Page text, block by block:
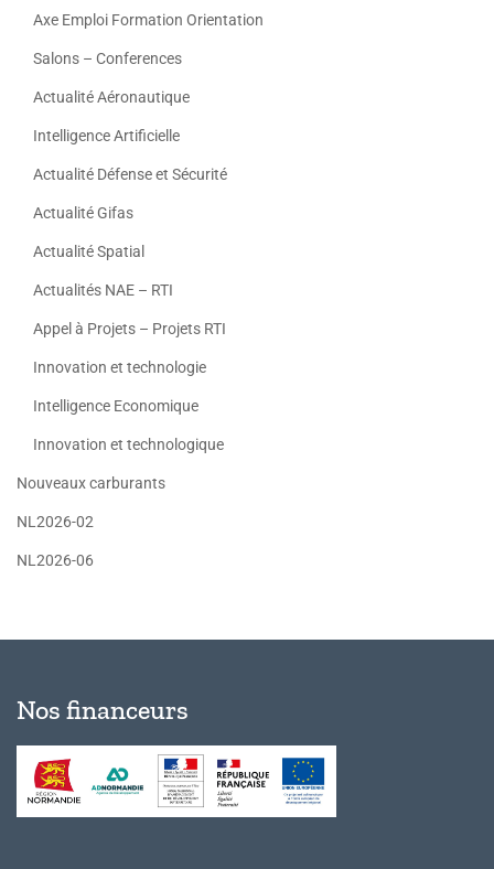
Axe Emploi Formation Orientation
Salons – Conferences
Actualité Aéronautique
Intelligence Artificielle
Actualité Défense et Sécurité
Actualité Gifas
Actualité Spatial
Actualités NAE – RTI
Appel à Projets – Projets RTI
Innovation et technologie
Intelligence Economique
Innovation et technologique
Nouveaux carburants
NL2026-02
NL2026-06
Nos financeurs